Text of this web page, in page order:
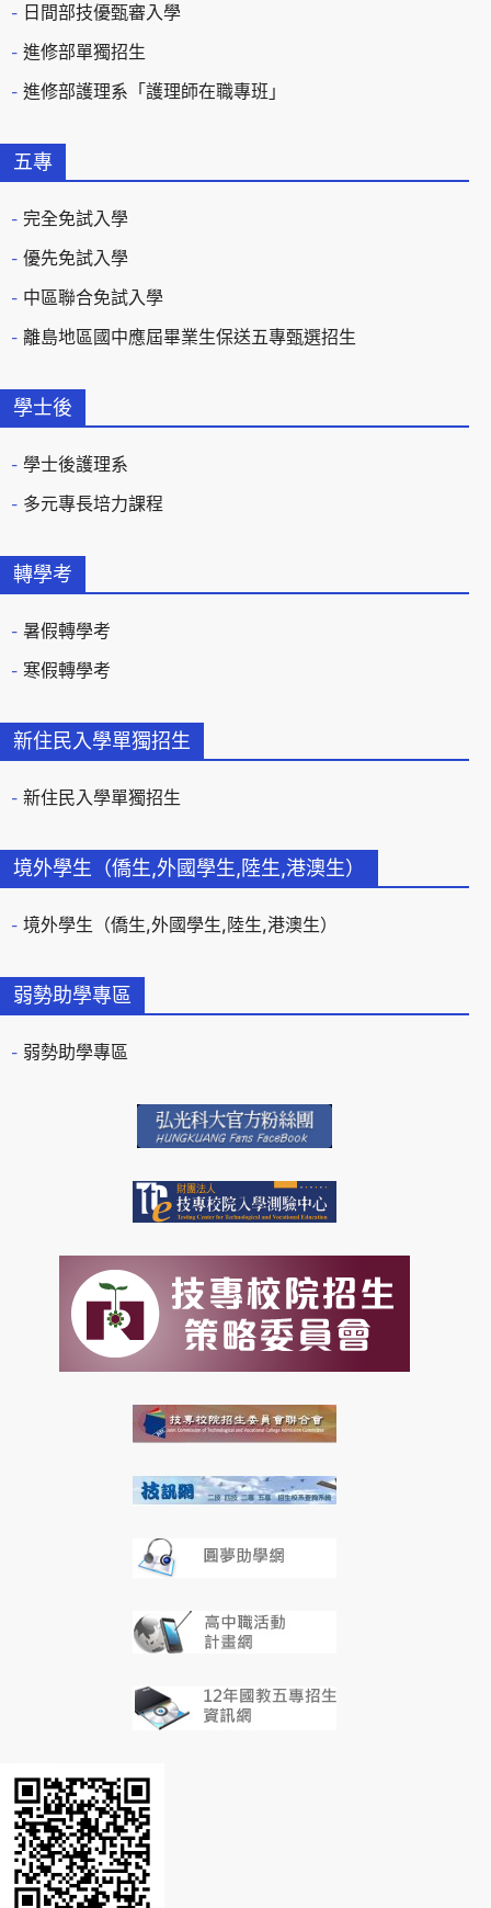
日間部技優甄審入學
進修部單獨招生
進修部護理系「護理師在職專班」
五專
完全免試入學
優先免試入學
中區聯合免試入學
離島地區國中應屆畢業生保送五專甄選招生
學士後
學士後護理系
多元專長培力課程
轉學考
暑假轉學考
寒假轉學考
新住民入學單獨招生
新住民入學單獨招生
境外學生（僑生,外國學生,陸生,港澳生）
境外學生（僑生,外國學生,陸生,港澳生）
弱勢助學專區
弱勢助學專區